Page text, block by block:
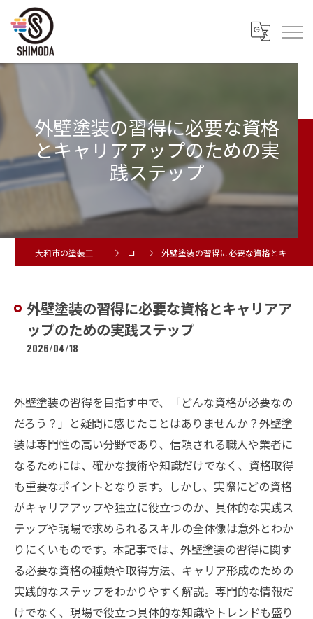
外壁塗装の習得に必要な資格
とキャリアアップのための実
践ステップ
コラム 外壁塗装の習得に必要な資格とキャリアアップのための実践ステップ
外壁塗装の習得に必要な資格とキャリアア
ップのための実践ステップ
2026/04/18
外壁塗装の習得を目指す中で、「どんな資格が必要なの
だろう？」と疑問に感じたことはありませんか？外壁塗
装は専門性の高い分野であり、信頼される職人や業者に
なるためには、確かな技術や知識だけでなく、資格取得
も重要なポイントとなります。しかし、実際にどの資格
がキャリアアップや独立に役立つのか、具体的な実践ス
テップや現場で求められるスキルの全体像は意外とわか
りにくいものです。本記事では、外壁塗装の習得に関す
る必要な資格の種類や取得方法、キャリア形成のための
実践的なステップをわかりやすく解説。専門的な情報だ
けでなく、現場で役立つ具体的な知識やトレンドも盛り